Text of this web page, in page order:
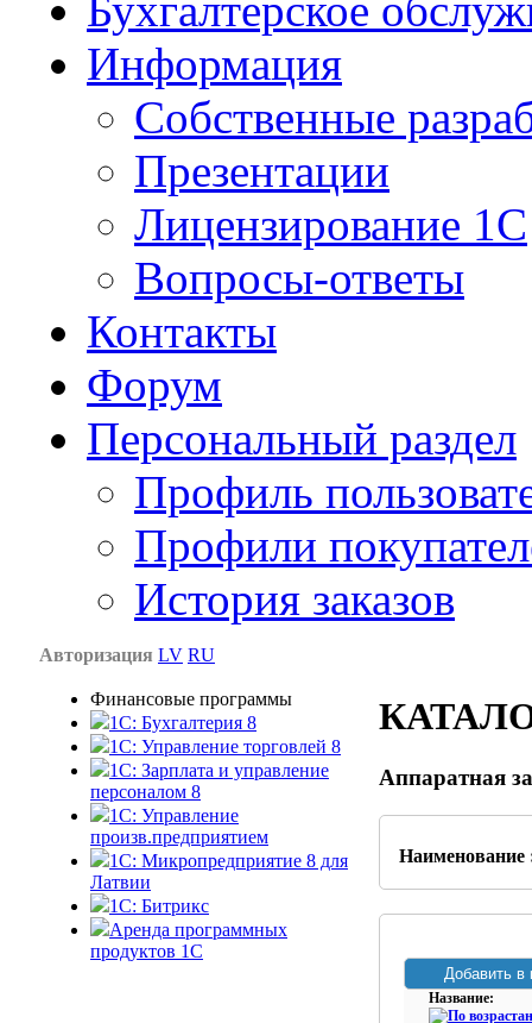
Информация
Собственные
Презентации
Лицензирование 1С
Вопросы-ответы
Контакты
Форум
Персональный раздел
Профиль
Профили
История заказов
Авторизация LV RU
Финансовые программы
1С: Бухгалтерия 8
1C: Управление торговлей 8
1C: Зарплата и управление
персоналом 8
1C: Управление
произв.предприятием
1С: Микропредприятие 8 для
Латвии
1C: Битрикс
Аренда программных
продуктов 1С
Аппаратная
Наименование
Название: